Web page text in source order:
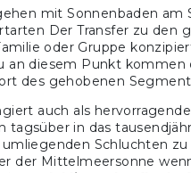
mit Sonnenbaden
Der Transfer zu
oder Gruppe
an diesem Punkt
des gehobenen
auch als
tagsüber in das
Schluchten
der Mittelmeersonne